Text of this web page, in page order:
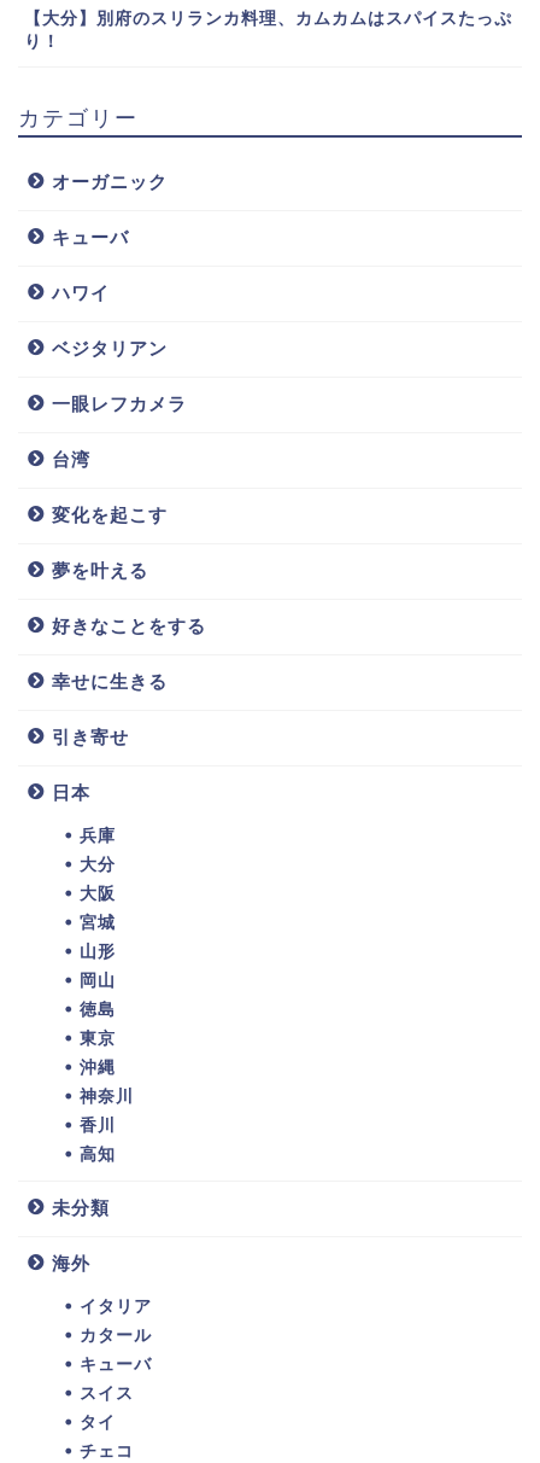
【大分】別府のスリランカ料理、カムカムはスパイスたっぷ
り！
カテゴリー
オーガニック
キューバ
ハワイ
ベジタリアン
一眼レフカメラ
台湾
変化を起こす
夢を叶える
好きなことをする
幸せに生きる
引き寄せ
日本
兵庫
大分
大阪
宮城
山形
岡山
徳島
東京
沖縄
神奈川
香川
高知
未分類
海外
イタリア
カタール
キューバ
スイス
タイ
チェコ